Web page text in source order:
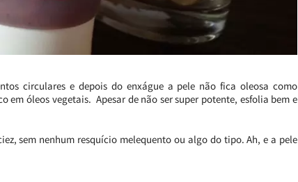
circulares e depois do enxágue a pele não fica oleosa como
em óleos vegetais. Apesar de não ser super potente, esfolia bem e
sem nenhum resquício melequento ou algo do tipo. Ah, e a pele